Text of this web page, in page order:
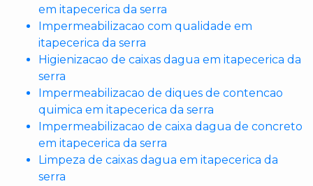
em itapecerica da serra
Impermeabilizacao com qualidade em
itapecerica da serra
Higienizacao de caixas dagua em itapecerica da
serra
Impermeabilizacao de diques de contencao
quimica em itapecerica da serra
Impermeabilizacao de caixa dagua de concreto
em itapecerica da serra
Limpeza de caixas dagua em itapecerica da
serra